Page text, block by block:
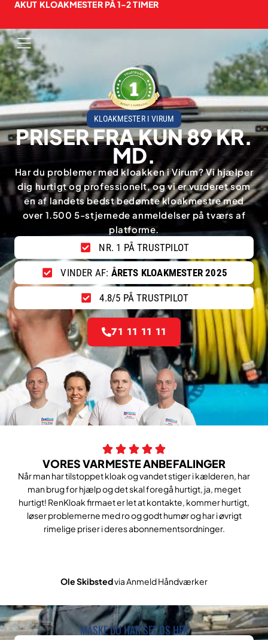
AKUT KLOAKMESTER PÅ 1-2 TIMER
KLOAKMESTER I VIRUM
PRISER FRA KUN 89 KR.
MD.
Har du problemer med kloakken i Virum? Vi hjælper
dig hurtigt og professionelt, og vi er vurderet som
en af landets bedst bedømte kloakmestre med
over 1.500 5-stjernede anmeldelser på tværs af
platforme.
NR. 1 PÅ TRUSTPILOT
VINDER AF: ÅRETS KLOAKMESTER 2025
4.8/5 PÅ TRUSTPILOT
71 11 11 11
VORES VARMESTE ANBEFALINGER
Når man har tilstoppet kloak og vandet stiger i kælderen, har
man brug for hjælp og det skal foregå hurtigt, ja, meget
hurtigt! RenKloak firmaet er let at kontakte, kommer hurtigt,
løser problemerne med ro og godt humør og har i øvrigt
rimelige priser i deres abonnementsordninger.
Ole Skibstedvia Anmeld Håndværker
MÅSKE DU HAR SET OS HER